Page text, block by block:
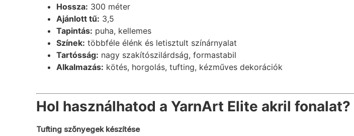
Hossza: 300 méter
Ajánlott tű: 3,5
Tapintás: puha, kellemes
Színek: többféle élénk és letisztult színárnyalat
Tartósság: nagy szakítószilárdság, formastabil
Alkalmazás: kötés, horgolás, tufting, kézműves dekorációk
Hol használhatod a YarnArt Elite akril fonalat?
Tufting szőnyegek készítése